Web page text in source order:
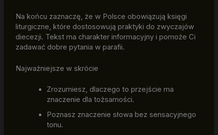
Na końcu zaznaczę, że w Polsce obowiązują księgi
liturgiczne, które dostosowują praktyki do zwyczajów
diecezji. Tekst ma charakter informacyjny i pomoże Ci
zadawać dobre pytania w parafii.
Najważniejsze w skrócie
Zrozumiesz, dlaczego to przejście ma
znaczenie dla tożsamości.
Poznasz znaczenie słowa bez sensacyjnego
tonu.